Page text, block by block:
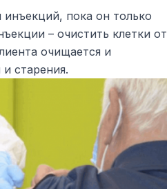
пока он только
– очистить клетки от
очищается и
старения.